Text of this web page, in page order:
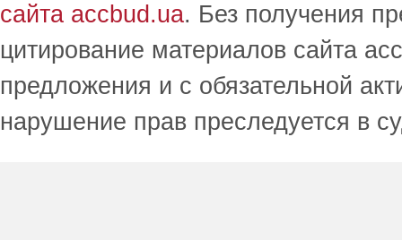
сайта accbud.ua. Без получения
цитирование материалов сайта
предложения и с обязательной
нарушение прав преследуется в